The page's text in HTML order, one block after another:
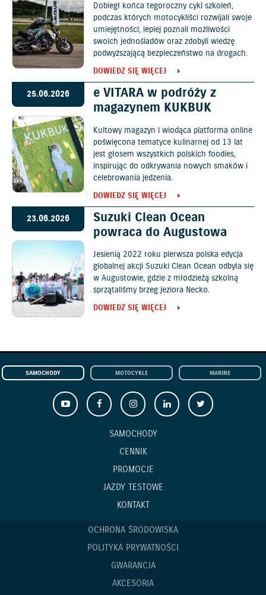
Dobiegł końca tegoroczny cykl szkoleń,
podczas których motocykliści rozwijali swoje
umiejętności, lepiej poznali możliwości
swoich jednośladów oraz zdobyli wiedzę
podwyższającą bezpieczeństwo na drogach.
DOWIEDZ SIĘ WIĘCEJ
25.06.2026
e VITARA w podróży z
magazynem KUKBUK
Kultowy magazyn i wiodąca platforma online
poświęcona tematyce kulinarnej od 13 lat
jest głosem wszystkich polskich foodies,
inspirując do odkrywania nowych smaków i
celebrowania jedzenia.
DOWIEDZ SIĘ WIĘCEJ
23.06.2026
Suzuki Clean Ocean
powraca do Augustowa
Jesienią 2022 roku pierwsza polska edycja
globalnej akcji Suzuki Clean Ocean odbyła się
w Augustowie, gdzie z młodzieżą szkolną
sprzątaliśmy brzeg jeziora Necko.
DOWIEDZ SIĘ WIĘCEJ
SAMOCHODY MOTOCYKLE MARINE
SAMOCHODY
CENNIK
PROMOCJE
JAZDY TESTOWE
KONTAKT
OCHRONA ŚRODOWISKA
POLITYKA PRYWATNOŚCI
GWARANCJA
AKCESORIA